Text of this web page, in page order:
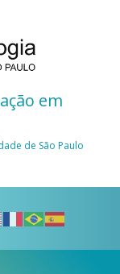
em
de São Paulo